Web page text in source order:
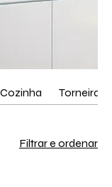
Torneira
Filtrar e ordenar